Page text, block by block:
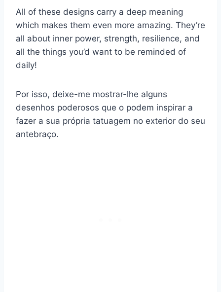
All of these designs carry a deep meaning
which makes them even more amazing. They’re
all about inner power, strength, resilience, and
all the things you’d want to be reminded of
daily!
Por isso, deixe-me mostrar-lhe alguns
desenhos poderosos que o podem inspirar a
fazer a sua própria tatuagem no exterior do seu
antebraço.